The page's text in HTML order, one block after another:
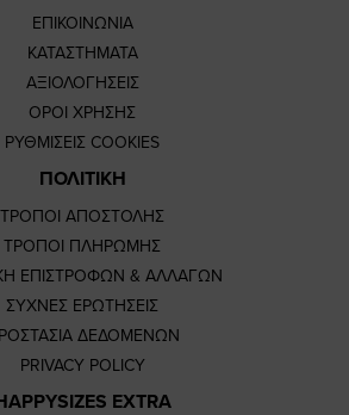
ΕΠΙΚΟΙΝΩΝΙΑ
ΚΑΤΑΣΤΗΜΑΤΑ
ΑΞΙΟΛΟΓΗΣΕΙΣ
ΟΡΟΙ ΧΡΗΣΗΣ
ΡΥΘΜΙΣΕΙΣ COOKIES
ΠΟΛΙΤΙΚΗ
ΤΡΟΠΟΙ ΑΠΟΣΤΟΛΗΣ
ΤΡΟΠΟΙ ΠΛΗΡΩΜΗΣ
ΕΠΙΣΤΡΟΦΩΝ & ΑΛΛΑΓΩΝ
ΣΥΧΝΕΣ ΕΡΩΤΗΣΕΙΣ
ΔΕΔΟΜΕΝΩΝ
PRIVACY POLICY
EXTRA